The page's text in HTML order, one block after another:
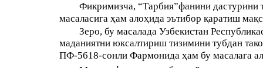
Фикримизча, “Тарбия”фанини дастурини
масаласига ҳам алоҳида эътибор қаратиш
Зеро, бу масалада Узбекистан
маданиятни юксалтириш тизимини тубдан
ПФ-5618-сонли Фармонида ҳам бу масалага